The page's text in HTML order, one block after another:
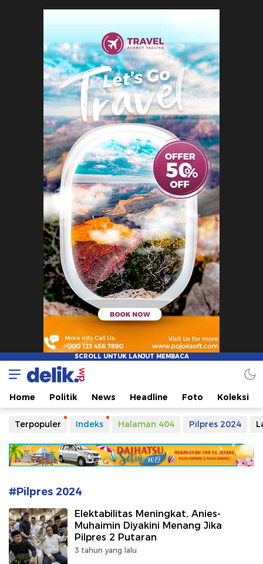
Delikwp
Demo Tema Delikwp
Home Politik News Headline Foto Koleksi
Terpopuler Indeks Halaman 404 Pilpres 2024
#Pilpres 2024
Elektabilitas Meningkat, Anies-
Muhaimin Diyakini Menang Jika
Pilpres 2 Putaran
3 tahun yang lalu